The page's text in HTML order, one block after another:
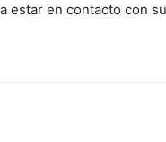
estar en contacto con